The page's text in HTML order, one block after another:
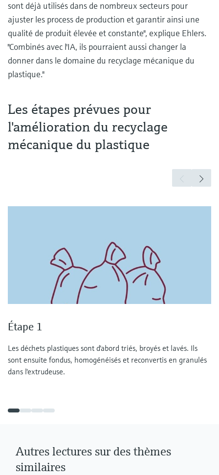
sont déjà utilisés dans de nombreux secteurs pour
ajuster les process de production et garantir ainsi une
qualité de produit élevée et constante", explique Ehlers.
"Combinés avec l'IA, ils pourraient aussi changer la
donner dans le domaine du recyclage mécanique du
plastique."
Les étapes prévues pour
l'amélioration du recyclage
mécanique du plastique
Étape 1
Les déchets plastiques sont d'abord triés, broyés et lavés. Ils
sont ensuite fondus, homogénéisés et reconvertis en granulés
dans l'extrudeuse.
Autres lectures sur des thèmes
similaires